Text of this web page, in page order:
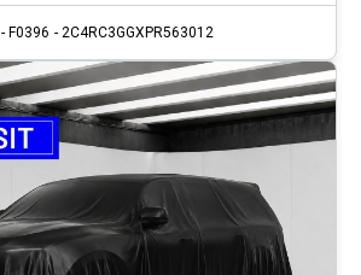
- F0396 - 2C4RC3GGXPR563012